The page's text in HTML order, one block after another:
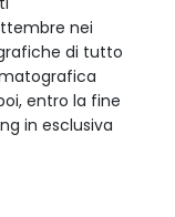
nei
di tutto
entro la fine
in esclusiva